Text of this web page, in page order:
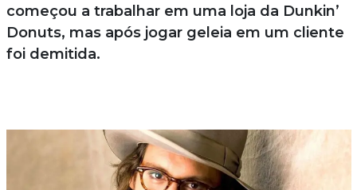
começou a trabalhar em uma loja da Dunkin’
Donuts, mas após jogar geleia em um cliente
foi demitida.